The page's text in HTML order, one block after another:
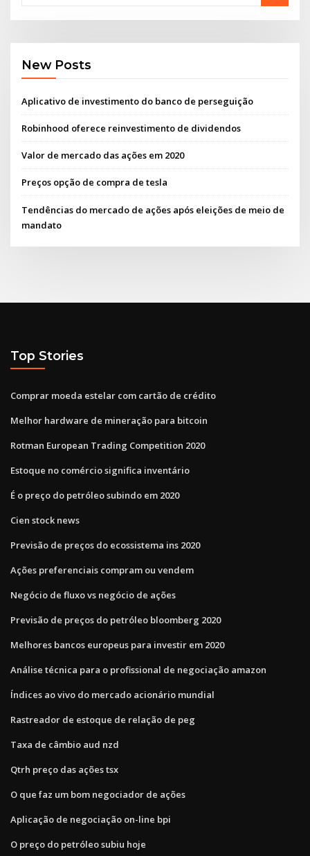
New Posts
Aplicativo de investimento do banco de perseguição
Robinhood oferece reinvestimento de dividendos
Valor de mercado das ações em 2020
Preços opção de compra de tesla
Tendências do mercado de ações após eleições de meio de
mandato
Top Stories
Comprar moeda estelar com cartão de crédito
Melhor hardware de mineração para bitcoin
Rotman European Trading Competition 2020
Estoque no comércio significa inventário
É o preço do petróleo subindo em 2020
Cien stock news
Previsão de preços do ecossistema ins 2020
Ações preferenciais compram ou vendem
Negócio de fluxo vs negócio de ações
Previsão de preços do petróleo bloomberg 2020
Melhores bancos europeus para investir em 2020
Análise técnica para o profissional de negociação amazon
Índices ao vivo do mercado acionário mundial
Rastreador de estoque de relação de peg
Taxa de câmbio aud nzd
Qtrh preço das ações tsx
O que faz um bom negociador de ações
Aplicação de negociação on-line bpi
O preço do petróleo subiu hoje